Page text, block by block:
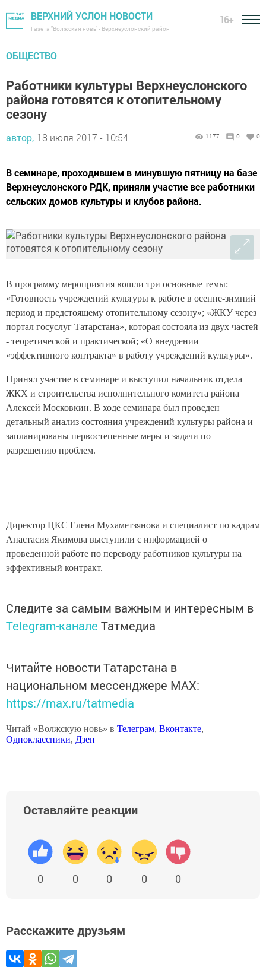
ВЕРХНИЙ УСЛОН НОВОСТИ
Газета "Волжская новь" - Верхнеуслонский район
16+
ОБЩЕСТВО
Работники культуры Верхнеуслонского
района готовятся к отопительному
сезону
автор, 18 июля 2017 - 10:54 1177 0 0
В семинаре, проходившем в минувшую пятницу на базе
Верхнеуслонского РДК, приняли участие все работники
сельских домов культуры и клубов района.
В программу мероприятия вошли три основные темы:
«Готовность учреждений культуры к работе в осенне-зимний
период и предстоящему отопительному сезону»; «ЖКУ через
портал госуслуг Татарстана», которая состояла из двух частей
- теоретической и практической; «О внедрении
«эффективного контракта» в работу учреждений культуры».
Принял участие в семинаре и выступил начальник отдела
ЖКХ и строительства исполнительного комитета района
Алексей Московкин. В ходе семинара был проведен
детальный анализ состояния учреждений культуры района и
запланированы первостепенные меры и задачи по
разрешению проблем.
Директор ЦКС Елена Мухаметзянова и специалист по кадрам
Анастасия Якимова выступили с информацией о
проведенной работе по переводу работников культуры на
эффективный контракт.
Следите за самым важным и интересным в
Telegram-канале Татмедиа
Читайте новости Татарстана в
национальном мессенджере MАХ:
https://max.ru/tatmedia
Читай «Волжскую новь» в Телеграм, Вконтакте,
Одноклассники, Дзен
Оставляйте реакции
0 0 0 0 0
Расскажите друзьям